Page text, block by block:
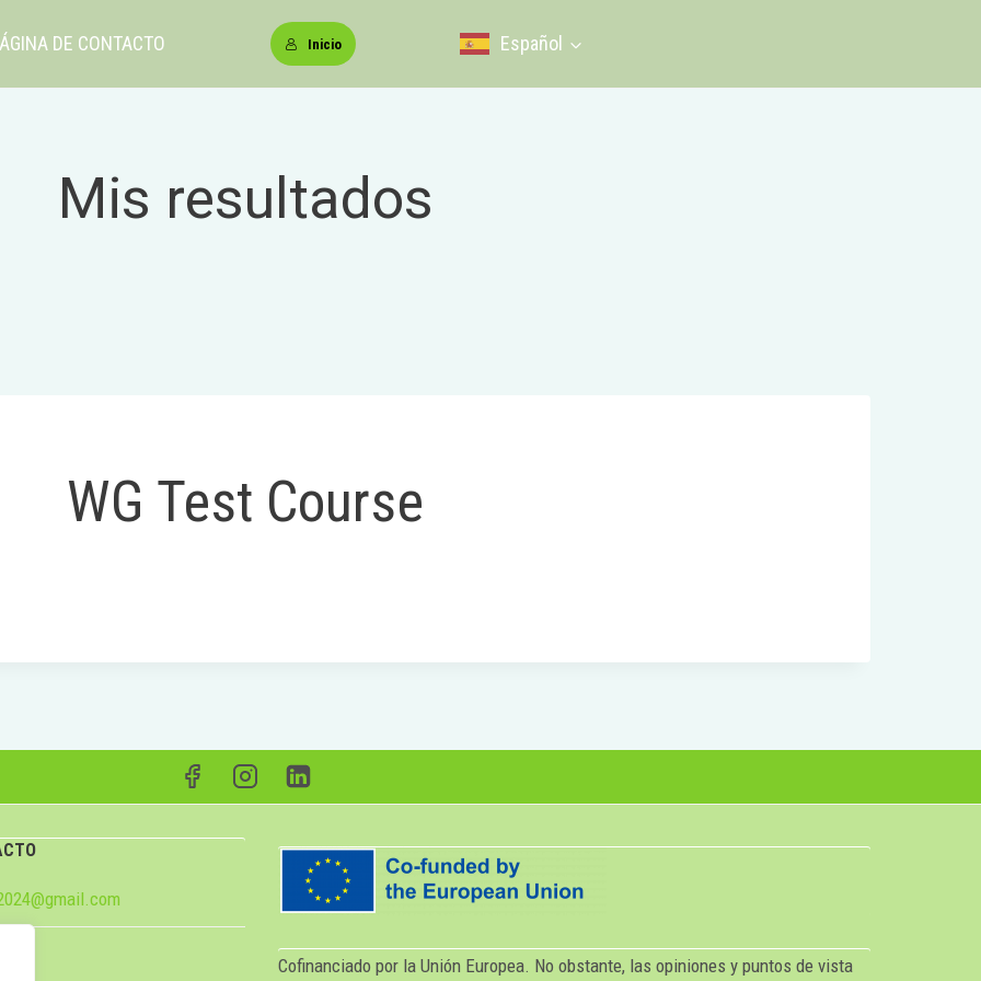
DE CONTACTO Inicio Español
Mis resultados
WG Test Course
Cofinanciado por la Unión Europea. No obstante, las opiniones y puntos de vista